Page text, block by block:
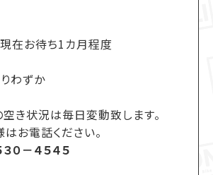
お待ち1カ月程度
わずか
き状況は毎日変動致します。
お電話ください。
０－４５４５